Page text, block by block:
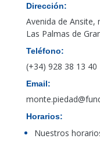
Dirección:
Avenida de Ansite,
Las Palmas de
Teléfono:
(+34) 928 38 13 40
Email:
Horarios:
Nuestros